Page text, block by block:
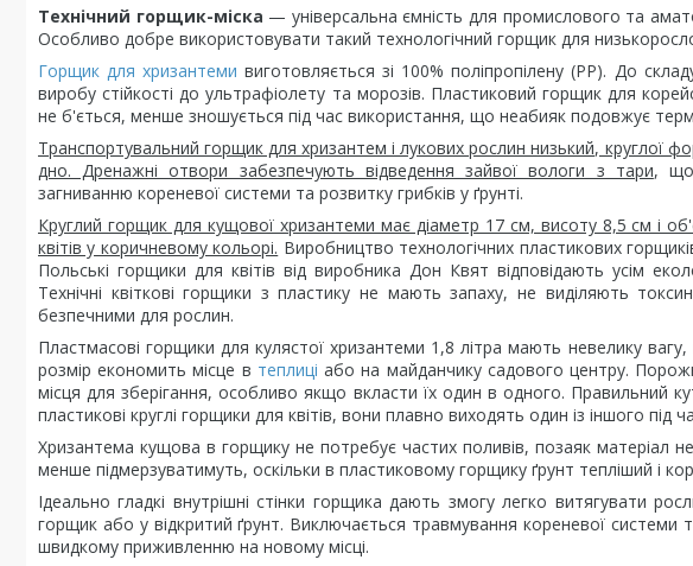
Технічний горщик-міска — універсальна ємність для промислового та
Особливо добре використовувати такий технологічний горщик для
Горщик для хризантеми виготовляється зі 100% поліпропілену (РР). До
виробу стійкості до ультрафіолету та морозів. Пластиковий горщик для
не б'ється, менше зношується під час використання, що неабияк подовжує
Транспортувальний горщик для хризантем і лукових рослин низький, круглої
дно. Дренажні отвори забезпечують відведення зайвої вологи з тари, що
загниванню кореневої системи та розвитку грибків у ґрунті.
Круглий горщик для кущової хризантеми має діаметр 17 см, висоту 8,5 см і
квітів у коричневому кольорі. Виробництво технологічних пластикових
Польські горщики для квітів від виробника Дон Квят відповідають усім
Технічні квіткові горщики з пластику не мають запаху, не виділяють
безпечними для рослин.
Пластмасові горщики для кулястої хризантеми 1,8 літра мають невелику
розмір економить місце в теплиці або на майданчику садового центру.
місця для зберігання, особливо якщо вкласти їх один в одного. Правильний
пластикові круглі горщики для квітів, вони плавно виходять один із іншого під
Хризантема кущова в горщику не потребує частих поливів, позаяк матеріал
менше підмерзуватимуть, оскільки в пластиковому горщику ґрунт тепліший і
Ідеально гладкі внутрішні стінки горщика дають змогу легко витягувати
горщик або у відкритий ґрунт. Виключається травмування кореневої системи
швидкому приживленню на новому місці.